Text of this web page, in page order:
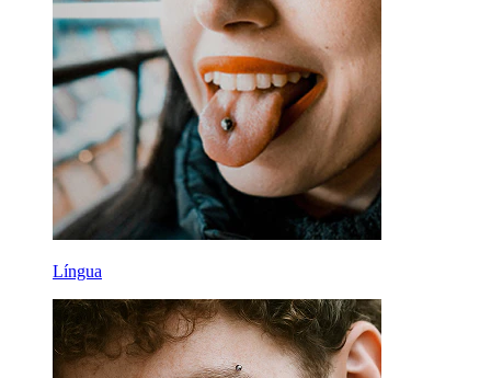
Língua